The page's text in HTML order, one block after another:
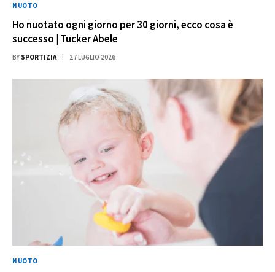
NUOTO
Ho nuotato ogni giorno per 30 giorni, ecco cosa è
successo | Tucker Abele
BY SPORTIZIA 27 LUGLIO 2026
NUOTO